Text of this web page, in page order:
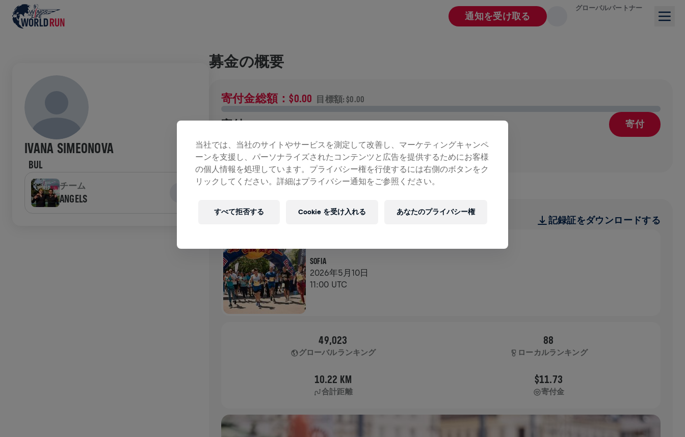
通知を受け取る
グローバルパートナー
IVANA SIMEONOVA
BUL
チーム
ANGELS
募金の概要
寄付金総額：$0.00 目標額: $0.00
寄付 寄付
寄付で世界を変えましょう！ 寄付金の全額が脊髄損傷の治療
法研究へ送られます。
ランの記録
記録証をダウンロードする
SOFIA
2026年5月10日
11:00 UTC
49,023
グローバルランキング
88
ローカルランキング
10.22 KM
合計距離
$11.73
寄付金
当社では、当社のサイトやサービスを測定して改善し、マーケティングキャンペ
ーンを支援し、パーソナライズされたコンテンツと広告を提供するためにお客様
の個人情報を処理しています。プライバシー権を行使するには右側のボタンをク
リックしてください。詳細はプライバシー通知をご参照ください。
あなたのプライバシー権
すべて拒否する Cookie を受け入れる